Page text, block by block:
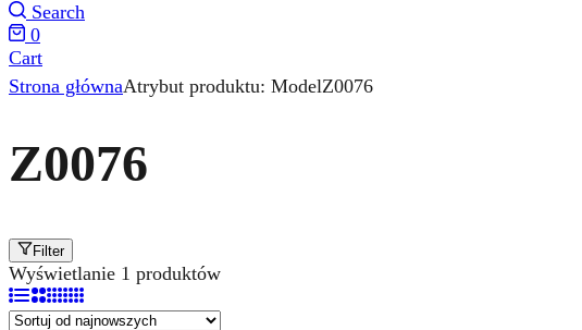
Search
0
Cart
Strona głównaAtrybut produktu: ModelZ0076
Z0076
Filter
Wyświetlanie 1 produktów